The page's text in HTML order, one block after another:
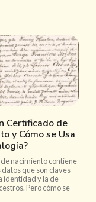
Certificado de
y Cómo se Usa
nacimiento contiene
que son claves
identidad y la de
Pero cómo se